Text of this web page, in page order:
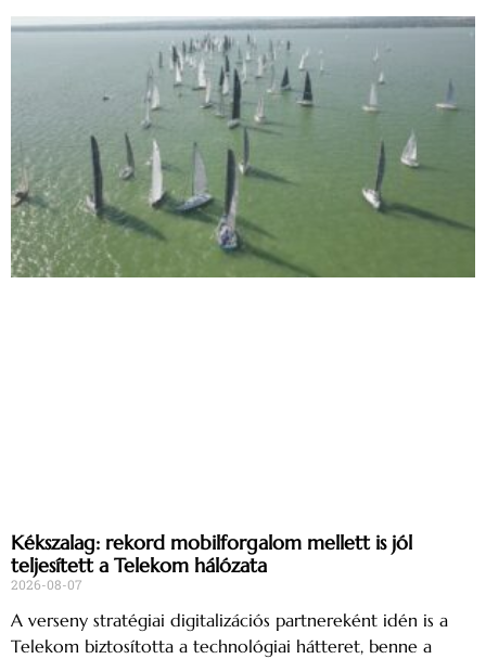
Kékszalag: rekord mobilforgalom mellett is jól
teljesített a Telekom hálózata
2026-08-07
A verseny stratégiai digitalizációs partnereként idén is a
Telekom biztosította a technológiai hátteret, benne a